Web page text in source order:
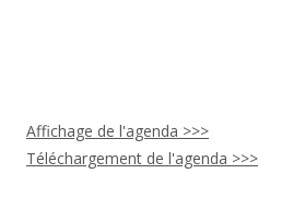
Affichage de l'agenda >>>
Téléchargement de l'agenda >>>